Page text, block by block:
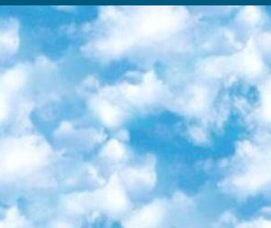
предъявляемых к общеобразовательным учреждениям (физкультура кроме науки). 10. Специализированная школа для глухих и слабослышащих детей. и экзамены в интернатах и быть реализован в виде письменного теста по математике. 11. Специальность для умственно отсталых детей. Для 9 класса Родной язык и литературное письмо Государственный язык (язык обучения – узбекский). для неклассов) написано Математическое письмо Письменная/устная история Узбекистана Физическое воспитание практично Итоговый контроль Для 11 класса Написание родного языка и литературы (эссе) Математическое письмо Узбекский язык (обучение на узбекском языке) не посещающее общее среднее образование для учреждений)/Образовательное учреждение выбор письменный и устный Иностранный язык письменный/устный Письменная/устная история Узбекистана *По выбору студента:  Химия  Физика  Основы государственного права  География 10 бесплатных образовательных ресурсов - Мы составили подборку онлайн-проектов с интерактивными упражнениями, видеолекциями и статьями. Они помогут вам обрести новые и освежить старые знания бесплатно. 1. «ИНТУИТ» Старейшая образовательная площадка Рунета. Здесь вы найдёте сотни текстовых и видеокурсов на десятки различных тем — от программирования до психологии. Многие курсы подготовлены российскими университетами и крупными международными компаниями вроде Intel и Microsoft. Самостоятельное обучение бесплатное, но желающие могут оплатить услуги персональных наставников. 2. «Смартия» знакомит с актуальными профессиями и подсказывает, как им обучаться. Выбрав заинтересовавшую вас специальность — SMM-специалист, фотограф, веб-дизайнер или другую, — увидите список необходимых для неё умений. Чтобы вы могли освоить их самостоятельно, для каждого умения площадка отображает подборку ссылок на учебные материалы. Хотя «Смартия» ориентируется на русскоязычную аудиторию, часть контента всё же доступна только на английском. 3. «Лекторий Физтеха» Проект Московского физико-технического института (Физтеха). С его помощью вы можете смотреть онлайн серии лекций, записанные на видео в этом вузе. В числе доступных предметов — физика, биология, химия, информационные технологии и другие. К некоторым лекциям администрация ресурса прилагает готовые конспекты, которые можно скачивать в PDF-формате. 4. ITMOcourses Онлайн-площадка Санкт-Петербургского национального исследовательского университета информационных технологий, механики и оптики (ИТМО). Ресурс предоставляет свободный доступ к курсам, разработанным в этом вузе. Каталог материалов разбит на четыре категории: «Оптические системы и технологии», «Приборостроение и робототехника», «Информационные технологии» и «Биотехнологии». Курсы состоят из видеолекций, интерактивных демонстраций и заданий. 5. «КиберЛенинка» Электронная научная библиотека открытого доступа. Каталог площадки регулярно обрастает текстами статей из различных научных изданий. Сгруппированные по